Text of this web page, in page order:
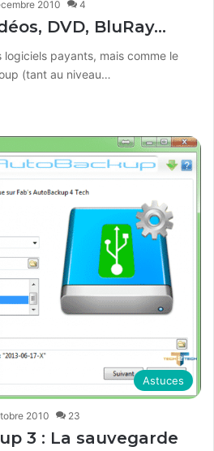
2010 4
DVD, BluRay…
payants, mais comme le
(tant au niveau…
Astuces
2010 23
3 : La sauvegarde